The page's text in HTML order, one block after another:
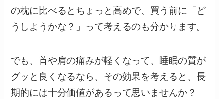
の枕に比べるとちょっと高めで、買う前に「ど
うしようかな？」って考えるのも分かります。
でも、首や肩の痛みが軽くなって、睡眠の質が
グッと良くなるなら、その効果を考えると、長
期的には十分価値があるって思いませんか？